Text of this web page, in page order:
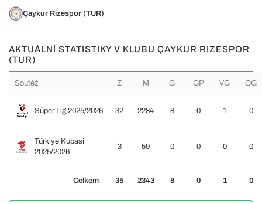
Çaykur Rizespor (TUR)
AKTUÁLNÍ STATISTIKY V KLUBU ÇAYKUR RIZESPOR
(TUR)
Soutěž Z M G GP VG OG
Süper Lig 2025/2026 32 2284 8 0 1 0
Türkiye Kupasi
2025/2026
3 59 0 0 0 0
Celkem 35 2343 8 0 1 0